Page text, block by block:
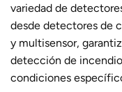
variedad de
desde detectores de
y multisensor,
detección de
condiciones